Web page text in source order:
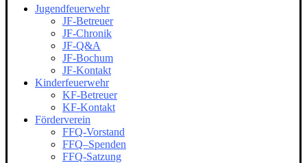
Jugendfeuerwehr
JF-Betreuer
JF-Chronik
JF-Q&A
JF-Bochum
JF-Kontakt
Kinderfeuerwehr
KF-Betreuer
KF-Kontakt
Förderverein
FFQ-Vorstand
FFQ–Spenden
FFQ-Satzung